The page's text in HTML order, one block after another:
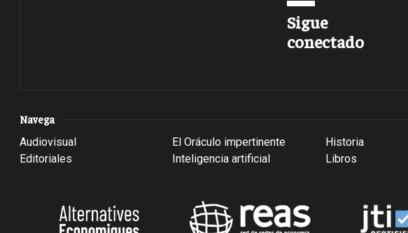
Sigue
conectado
Navega
Audiovisual
Editoriales
El Oráculo impertinente
Inteligencia artificial
Historia
Libros